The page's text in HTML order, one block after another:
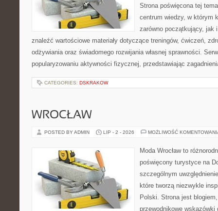
Strona poświęcona tej
centrum wiedzy, w którym
zarówno początkujący, jak
znaleźć wartościowe materiały dotyczące treningów, ćwiczeń,
odżywiania oraz świadomego rozwijania własnej sprawności.
popularyzowaniu aktywności fizycznej, przedstawiając
CATEGORIES: DSKRAKOW
WROCŁAW
POSTED BY ADMIN LIP - 2 - 2026 MOŻLIWOŚĆ
Moda Wrocław to
poświęcony turystyce na
szczególnym
które tworzą niezwykle
Polski. Strona jest
przewodnikowe